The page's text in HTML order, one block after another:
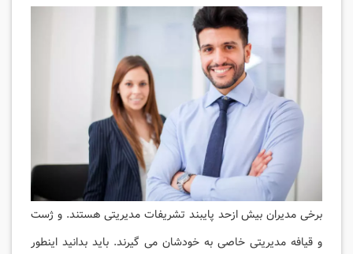
برخی مدیران بیش ازحد پایبند تشریفات مدیریتی هستند. و ژست
و قیافه مدیریتی خاصی به خودشان می گیرند. باید بدانید اینطور